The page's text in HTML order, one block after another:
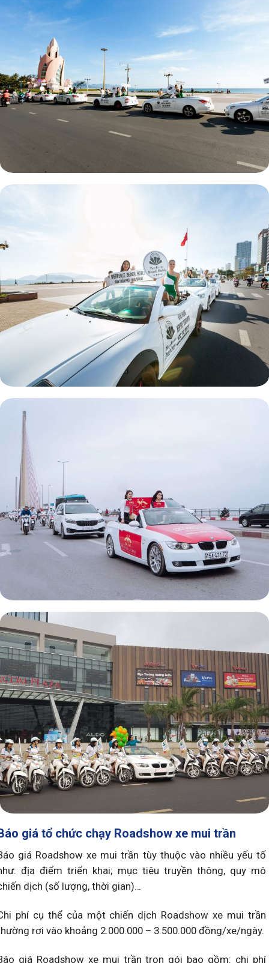
giá tổ chức chạy Roadshow xe mui trần
giá Roadshow xe mui trần tùy thuộc vào nhiều yếu tố
địa điểm triển khai; mục tiêu truyền thông, quy mô
dịch (số lượng, thời gian)…
phí cụ thể của một chiến dịch Roadshow xe mui trần
rơi vào khoảng 2.000.000 – 3.500.000 đồng/xe/ngày.
giá Roadshow xe mui trần trọn gói bao gồm: chi phí